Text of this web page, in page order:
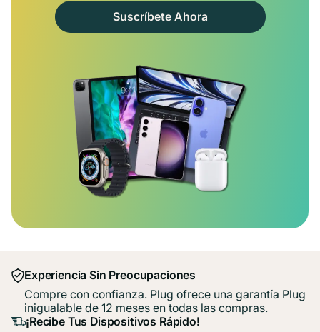
Suscríbete Ahora
Experiencia Sin Preocupaciones
Compre con confianza. Plug ofrece una garantía Plug
inigualable de 12 meses en todas las compras.
¡Recibe Tus Dispositivos Rápido!